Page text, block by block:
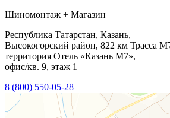
Шиномонтаж + Магазин
Республика Татарстан, Казань,
Высокогорский район, 822 км Трасса
территория Отель «Казань М7»,
офис/кв. 9, этаж 1
8 (800) 550-05-28